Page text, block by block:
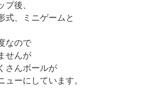
プ後、
式、ミニゲームと
なので
せんが
さんボールが
ューにしています。